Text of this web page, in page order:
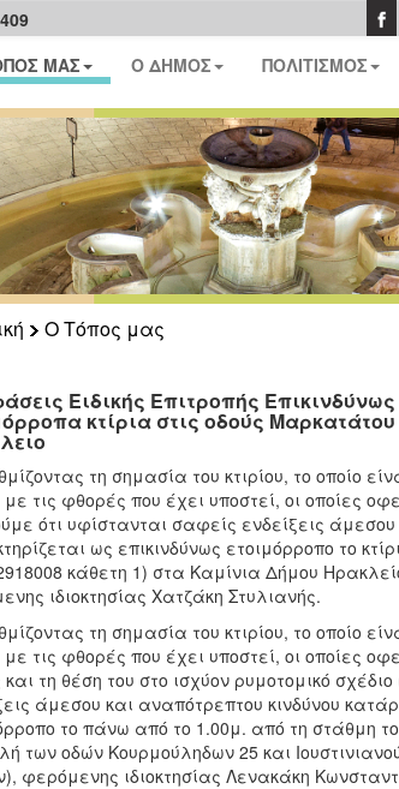
ΜΑΣ Ο ΔΗΜΟΣ ΠΟΛΙΤΙΣΜΟΣ
Ο Τόπος μας
Ειδικής Επιτροπής
κτίρια στις οδούς
τη σημασία του κτιρίου, το οποίο
τις φθορές που έχει υποστεί, οι οποίες
ότι υφίστανται σαφείς ενδείξεις
ως επικινδύνως ετοιμόρροπο το
κάθετη 1) στα Καμίνια Δήμου
ιδιοκτησίας Χατζάκη Στυλιανής.
τη σημασία του κτιρίου, το οποίο
τις φθορές που έχει υποστεί, οι οποίες
τη θέση του στο ισχύον ρυμοτομικό
άμεσου και αναπότρεπτου κινδύνου
το πάνω από το 1.00μ. από τη στάθμη
των οδών Κουρμούληδων 25 και
φερόμενης ιδιοκτησίας Λενακάκη